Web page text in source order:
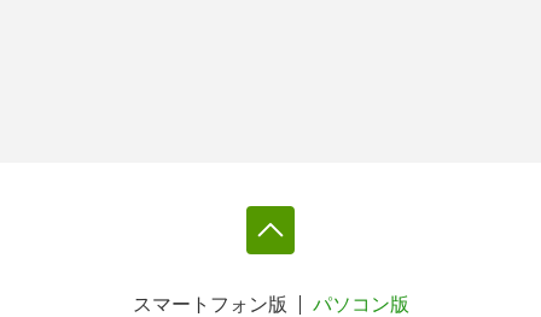
スマートフォン版 パソコン版